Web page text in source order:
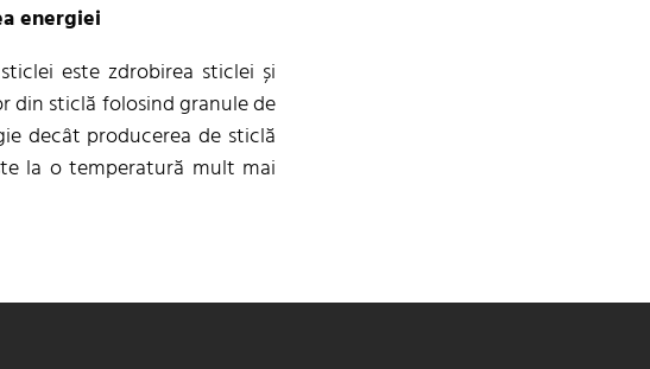
energiei
este zdrobirea sticlei și
din sticlă folosind granule de
decât producerea de sticlă
la o temperatură mult mai